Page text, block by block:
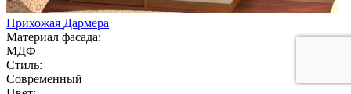
Прихожая Дармера
Материал фасада:
МДФ
Стиль:
Современный